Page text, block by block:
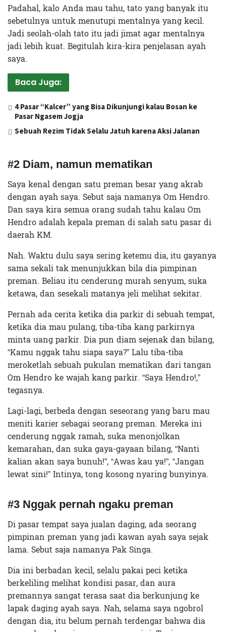
Padahal, kalo Anda mau tahu, tato yang banyak itu
sebetulnya untuk menutupi mentalnya yang kecil.
Jadi seolah-olah tato itu jadi jimat agar mentalnya
jadi lebih kuat. Begitulah kira-kira penjelasan ayah
saya.
Baca Juga:
4 Pasar “Kalcer” yang Bisa Dikunjungi kalau Bosan ke
Pasar Ngasem Jogja
Sebuah Rezim Tidak Selalu Jatuh karena Aksi Jalanan
#2 Diam, namun mematikan
Saya kenal dengan satu preman besar yang akrab
dengan ayah saya. Sebut saja namanya Om Hendro.
Dan saya kira semua orang sudah tahu kalau Om
Hendro adalah kepala preman di salah satu pasar di
daerah KM.
Nah. Waktu dulu saya sering ketemu dia, itu gayanya
sama sekali tak menunjukkan bila dia pimpinan
preman. Beliau itu cenderung murah senyum, suka
ketawa, dan sesekali matanya jeli melihat sekitar.
Pernah ada cerita ketika dia parkir di sebuah tempat,
ketika dia mau pulang, tiba-tiba kang parkirnya
minta uang parkir. Dia pun diam sejenak dan bilang,
“Kamu nggak tahu siapa saya?” Lalu tiba-tiba
meroketlah sebuah pukulan mematikan dari tangan
Om Hendro ke wajah kang parkir. “Saya Hendro!,”
tegasnya.
Lagi-lagi, berbeda dengan seseorang yang baru mau
meniti karier sebagai seorang preman. Mereka ini
cenderung nggak ramah, suka menonjolkan
kemarahan, dan suka gaya-gayaan bilang, “Nanti
kalian akan saya bunuh!”, “Awas kau ya!”, “Jangan
lewat sini!” Intinya, tong kosong nyaring bunyinya.
#3 Nggak pernah ngaku preman
Di pasar tempat saya jualan daging, ada seorang
pimpinan preman yang jadi kawan ayah saya sejak
lama. Sebut saja namanya Pak Singa.
Dia ini berbadan kecil, selalu pakai peci ketika
berkeliling melihat kondisi pasar, dan aura
premannya sangat terasa saat dia berkunjung ke
lapak daging ayah saya. Nah, selama saya ngobrol
dengan dia, itu belum pernah terdengar bahwa dia